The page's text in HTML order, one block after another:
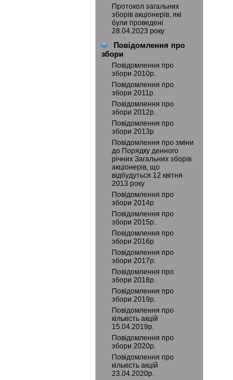
Протокол загальних
зборів акціонерів, які
були проведені
28.04.2023 року
Повідомлення про
збори
Повідомлення про
збори 2010р.
Повідомлення про
збори 2011р.
Повідомлення про
збори 2012р.
Повідомлення про
збори 2013р
Повідомлення про зміни
до Порядку денного
річних Загальних зборів
акціонерів, що
відбудуться 12 квітня
2013 року
Повідомлення про
збори 2014р
Повідомлення про
збори 2015р.
Повідомлення про
збори 2016р
Повідомлення про
збори 2017р.
Повідомлення про
збори 2018р.
Повідомлення про
збори 2019р.
Повідомлення про
кількість акцій
15.04.2019р.
Повідомлення про
збори 2020р.
Повідомлення про
кількість акцій
23.04.2020р.